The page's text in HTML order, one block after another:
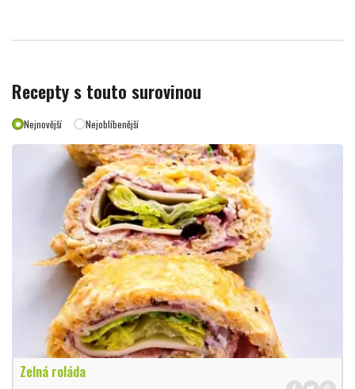
Recepty s touto surovinou
Nejnovější Nejoblíbenější
Zelná roláda